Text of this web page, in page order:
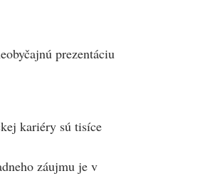
prezentáciu
kariéry sú tisíce
záujmu je v